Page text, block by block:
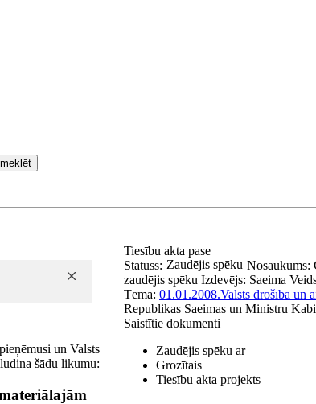
meklēt
un Valsts
šādu likumu:
Tiesību akta pase
Nosaukums:
Statuss: Zaudējis spēku
zaudējis spēku Izdevējs: Saeima
01.01.2008.
Tēma: Valsts drošība un
Republikas Saeimas un Ministru
Saistītie dokumenti
Zaudējis spēku ar
Grozītais
Tiesību akta projekts